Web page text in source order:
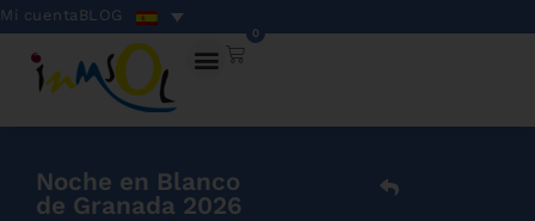
Mi cuenta BLOG
0
Noche en Blanco
de Granada 2026